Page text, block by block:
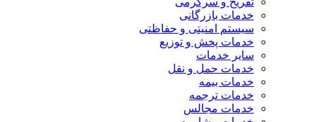
خدمات بازرگانی
سیستم امنیتی و حفاظتی
خدمات پخش و توزیع
سایر خدمات
خدمات حمل و نقل
خدمات بیمه
خدمات ترجمه
خدمات مجالس